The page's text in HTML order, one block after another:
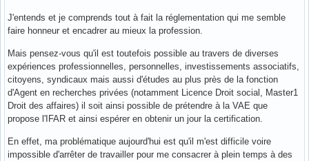
J'entends et je comprends tout à fait la réglementation qui me semble
faire honneur et encadrer au mieux la profession.
Mais pensez-vous qu'il est toutefois possible au travers de diverses
expériences professionnelles, personnelles, investissements associatifs,
citoyens, syndicaux mais aussi d'études au plus près de la fonction
d'Agent en recherches privées (notamment Licence Droit social, Master1
Droit des affaires) il soit ainsi possible de prétendre à la VAE que
propose l'IFAR et ainsi espérer en obtenir un jour la certification.
En effet, ma problématique aujourd'hui est qu'il m'est difficile voire
impossible d'arrêter de travailler pour me consacrer à plein temps à des